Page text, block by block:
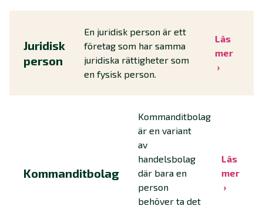
Juridisk
person
En juridisk person är ett
företag som har samma
juridiska rättigheter som
en fysisk person.
Läs
mer
Kommanditbolag
Kommanditbolag
är en variant
av
handelsbolag
där bara en
person
behöver ta det
Läs
mer